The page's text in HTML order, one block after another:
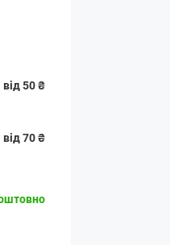
від 50 ₴
від 70 ₴